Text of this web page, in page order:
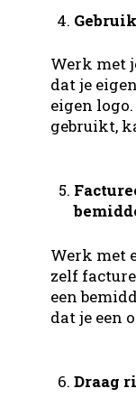
Werk met
dat je
eigen
gebruikt,
Werk met
zelf
een
dat je een
Draag